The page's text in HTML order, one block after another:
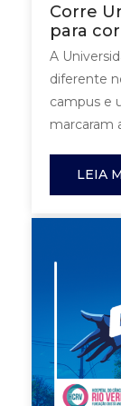
Corre
para
A
diferente
campus e
marcaram
LEIA